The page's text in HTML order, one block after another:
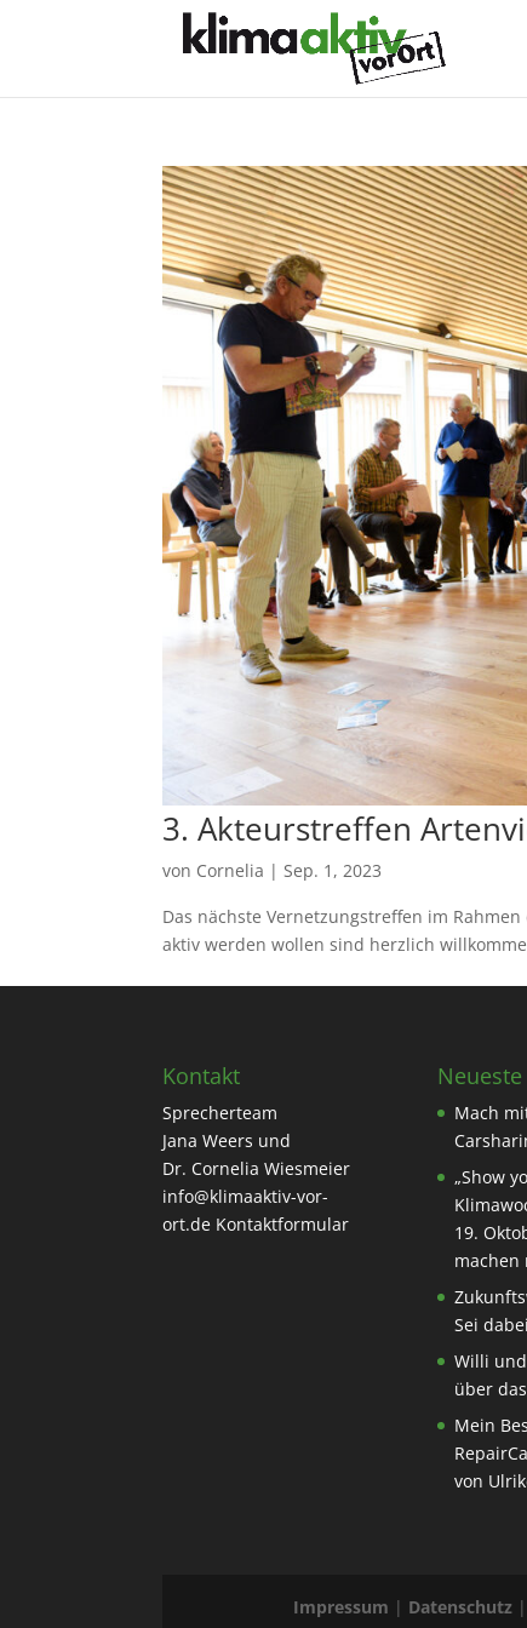
3. Akteurstreffen
von Cornelia |Sep. 1, 2023
Das nächste Vernetzungstreffen im
aktiv werden wollen sind herzlich
Kontakt
Sprecherteam
Jana Weers und
Dr. Cornelia Wiesmeier
info@klimaaktiv-vor-
ort.de Kontaktformular
Mach
„Show
19.
machen
Sei
Willi
über
Mein
von
Impressum | Datenschutz|